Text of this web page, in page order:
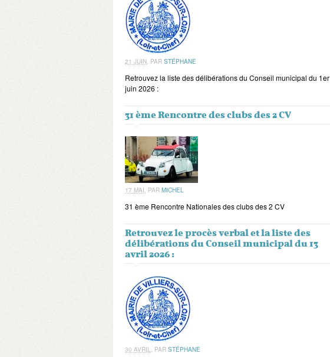
21 JUIN, PAR STÉPHANE
Retrouvez la liste des délibérations du Conseil municipal du 1er
juin 2026 :
31 ème Rencontre des clubs des 2 CV
17 MAI, PAR MICHEL
31 ème Rencontre Nationales des clubs des 2 CV
Retrouvez le procès verbal et la liste des
délibérations du Conseil municipal du 13
avril 2026 :
30 AVRIL, PAR STÉPHANE